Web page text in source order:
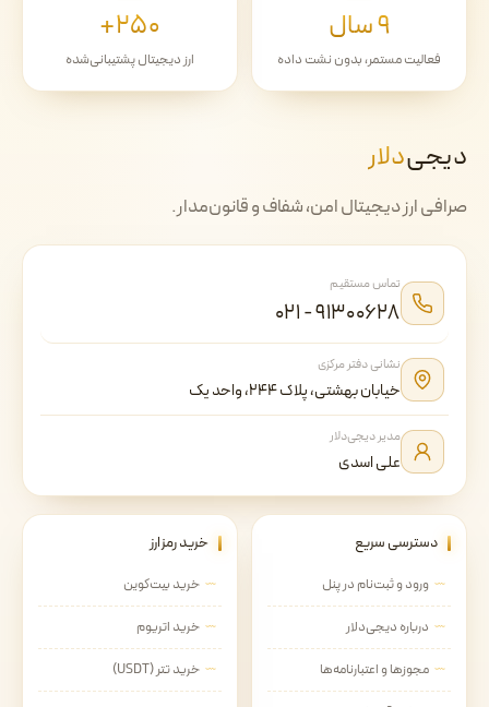
۹ سال
فعالیت مستمر، بدون نشت داده
۲۵۰+
ارز دیجیتال پشتیبانی‌شده
دیجی‌دلار
صرافی ارز دیجیتال امن، شفاف و قانون‌مدار.
تماس مستقیم
۰۲۱ - ۹۱۳۰۰۶۲۸
نشانی دفتر مرکزی
خیابان بهشتی، پلاک ۲۴۴، واحد یک
مدیر دیجی‌دلار
علی اسدی
دسترسی سریع
ورود و ثبت‌نام در پنل
درباره دیجی‌دلار
مجوزها و اعتبارنامه‌ها
خرید رمزارز
خرید بیت‌کوین
خرید اتریوم
خرید تتر (USDT)